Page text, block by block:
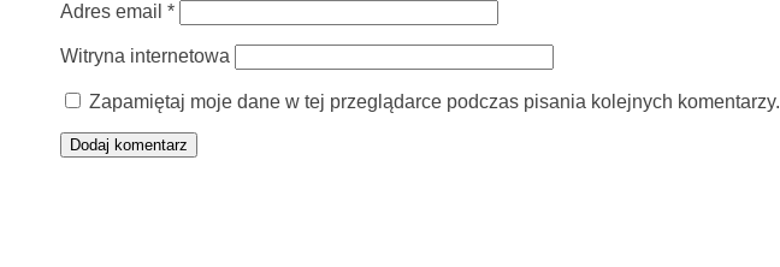
Adres email *
Witryna internetowa
Zapamiętaj moje dane w tej przeglądarce podczas pisania kolejnych komentarzy.